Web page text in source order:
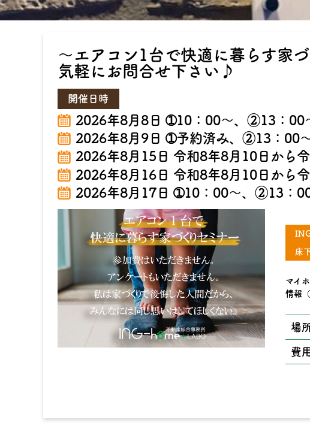
～エアコン1台で快適に暮らす家
気軽にお問合せ下さい♪
2026年8月8日 ➀10：00～、②13：00
2026年8月9日 ➀予約済み、②13：00
2026年8月15日 令和8年8月10日から
2026年8月16日 令和8年8月10日から
2026年8月17日 ➀10：00～、②13：
床
マイ
情報
場
費